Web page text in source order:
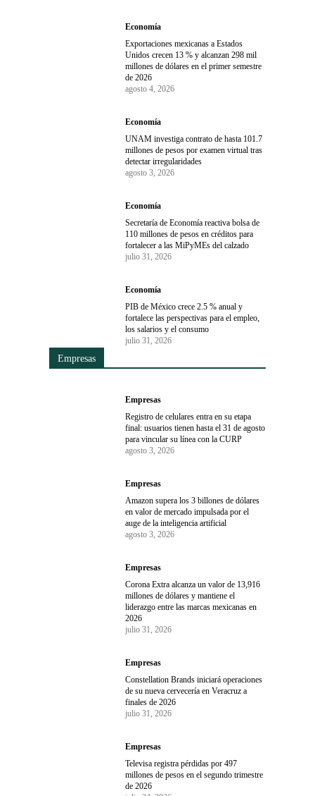
Economía
Exportaciones mexicanas a Estados
Unidos crecen 13 % y alcanzan 298 mil
millones de dólares en el primer semestre
de 2026
agosto 4, 2026
Economía
UNAM investiga contrato de hasta 101.7
millones de pesos por examen virtual tras
detectar irregularidades
agosto 3, 2026
Economía
Secretaría de Economía reactiva bolsa de
110 millones de pesos en créditos para
fortalecer a las MiPyMEs del calzado
julio 31, 2026
Economía
PIB de México crece 2.5 % anual y
fortalece las perspectivas para el empleo,
los salarios y el consumo
julio 31, 2026
Empresas
Empresas
Registro de celulares entra en su etapa
final: usuarios tienen hasta el 31 de agosto
para vincular su línea con la CURP
agosto 3, 2026
Empresas
Amazon supera los 3 billones de dólares
en valor de mercado impulsada por el
auge de la inteligencia artificial
agosto 3, 2026
Empresas
Corona Extra alcanza un valor de 13,916
millones de dólares y mantiene el
liderazgo entre las marcas mexicanas en
2026
julio 31, 2026
Empresas
Constellation Brands iniciará operaciones
de su nueva cervecería en Veracruz a
finales de 2026
julio 31, 2026
Empresas
Televisa registra pérdidas por 497
millones de pesos en el segundo trimestre
de 2026